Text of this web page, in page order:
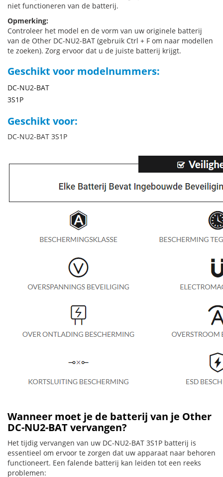
niet functioneren van de batterij.
Opmerking:
Controleer het model en de vorm van uw originele batterij
van de Other DC-NU2-BAT (gebruik Ctrl + F om naar modellen
te zoeken). Zorg ervoor dat u de juiste batterij krijgt.
Geschikt voor modelnummers:
DC-NU2-BAT
3S1P
Geschikt voor:
DC-NU2-BAT 3S1P
Wanneer moet je de batterij van je Other
DC-NU2-BAT vervangen?
Het tijdig vervangen van uw DC-NU2-BAT 3S1P batterij is
essentieel om ervoor te zorgen dat uw apparaat naar behoren
functioneert. Een falende batterij kan leiden tot een reeks
problemen: